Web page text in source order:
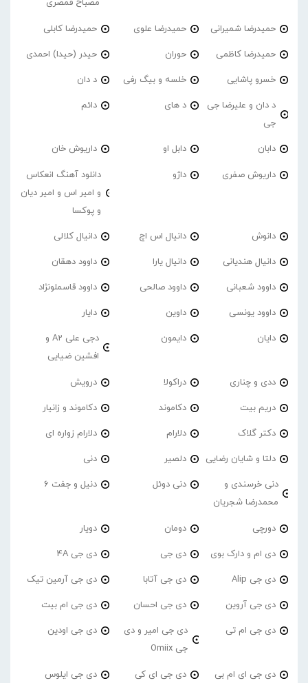
مصباح قمصری
حمیدرضا شمیرانی حمیدرضا علوی حمیدرضا کابلی
حمیدرضا کاظمی حوران حیدر (حیدا) احمدی
خسرو پاشایی خلسه و بیگ رفی د دان
د دان و علیرضا جی
جی
د های دائم
دابان دابل او داریوش خان
داریوش صفری داژو
دانلود آهنگ انعکاس
و امیر اس و امیر دیان
و پوکسا
دانوش دانیال اس اچ دانیال کلالی
دانیال هندیانی دانیال یارا داوود دهقان
داوود شعبانی داوود صالحی داوود قاسملونژاد
داوود یونسی داوین دایار
دایان دایمون
دجی علی A2 و
افشین ضیایی
ددی و چناری دراکولا درویش
دریم بیت دکاموند دکاموند و زانیار
دکتر گلاک دلارام دلارام زواره ای
دلتا و شایان رضایی دلصیر دنی
دنی خرسندی و
محمدرضا شجریان
دنی دوئل دنیل و جفت 6
دورچی دومان دویار
دی ام و دارک بوی دی جی دی جی 4A
دی جی Alip دی جی آتابا دی جی آرمین تیک
دی جی آروین دی جی احسان دی جی ام بیت
دی جی ام تی
دی جی امیر و دی
جی Omiix
دی جی اودین
دی جی ای ام بی دی جی ای کی دی جی ایلوس